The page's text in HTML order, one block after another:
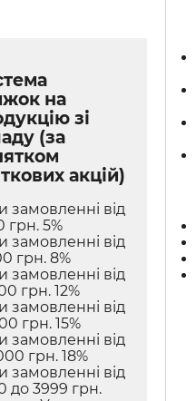
на
зі
(за
акцій)
замовленні від
грн. 5%
замовленні від
грн. 8%
замовленні від
грн. 12%
замовленні від
грн. 15%
замовленні від
грн. 18%
замовленні від
до 3999 грн.